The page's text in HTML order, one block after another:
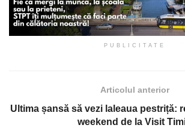
PUBLICITATE
Articolul anterior
Ultima șansă să vezi laleaua pestriță:
weekend de la Visit